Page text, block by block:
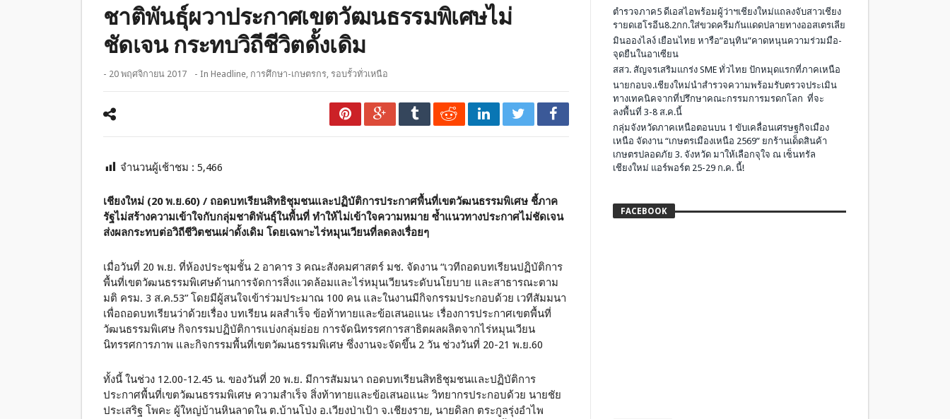
ชาติพันธุ์ผวาประกาศเขตวัฒนธรรมพิเศษไม่
ชัดเจน กระทบวิถีชีวิตดั้งเดิม
- 20 พฤศจิกายน 2017 - In Headline, การศึกษา-เกษตรกร, รอบรั้วทั่วเหนือ
จำนวนผู้เช้าชม : 5,466
เชียงใหม่ (20 พ.ย.60) / ถอดบทเรียนสิทธิชุมชนและปฏิบัติการประกาศพื้นที่เขตวัฒนธรรมพิเศษ ชี้ภาค
รัฐไม่สร้างความเข้าใจกับกลุ่มชาติพันธุ์ในพื้นที่ ทำให้ไม่เข้าใจความหมาย ซ้ำแนวทางประกาศไม่ชัดเจน
ส่งผลกระทบต่อวิถีชีวิตชนเผ่าดั้งเดิม โดยเฉพาะไร่หมุนเวียนที่ลดลงเรื่อยๆ
เมื่อวันที่ 20 พ.ย. ที่ห้องประชุมชั้น 2 อาคาร 3 คณะสังคมศาสตร์ มช. จัดงาน “เวทีถอดบทเรียนปฏิบัติการ
พื้นที่เขตวัฒนธรรมพิเศษด้านการจัดการสิ่งแวดล้อมและไร่หมุนเวียนระดับนโยบาย และสาธารณะตาม
มติ ครม. 3 ส.ค.53” โดยมีผู้สนใจเข้าร่วมประมาณ 100 คน และในงานมีกิจกรรมประกอบด้วย เวทีสัมมนา
เพื่อถอดบทเรียนว่าด้วยเรื่อง บทเรียน ผลสำเร็จ ข้อท้าทายและข้อเสนอแนะ เรื่องการประกาศเขตพื้นที่
วัฒนธรรมพิเศษ กิจกรรมปฏิบัติการแบ่งกลุ่มย่อย การจัดนิทรรศการสาธิตผลผลิตจากไร่หมุนเวียน
นิทรรศการภาพ และกิจกรรมพื้นที่เขตวัฒนธรรมพิเศษ ซึ่งงานจะจัดขึ้น 2 วัน ช่วงวันที่ 20-21 พ.ย.60
ทั้งนี้ ในช่วง 12.00-12.45 น. ของวันที่ 20 พ.ย. มีการสัมมนา ถอดบทเรียนสิทธิชุมชนและปฏิบัติการ
ประกาศพื้นที่เขตวัฒนธรรมพิเศษ ความสำเร็จ สิ่งท้าทายและข้อเสนอแนะ วิทยากรประกอบด้วย นายชัย
ประเสริฐ โพคะ ผู้ใหญ่บ้านหินลาดใน ต.บ้านโป่ง อ.เวียงป่าเป้า จ.เชียงราย, นายดิลก ตระกูลรุ่งอำไพ
ตำรวจภาค5 ดีเอสไอพร้อมผู้ว่าฯเชียงใหม่แถลงจับสาวเชียง
รายดเฮโรอีน8.2กก.ใส่ขวดครีมกันแดดปลายทางออสเตรเลีย
มินอองไลง์ เยือนไทย หารือ”อนุทิน”คาดหนุนความร่วมมือ-
จุดยืนในอาเซียน
สสว. สัญจรเสริมแกร่ง SME ทั่วไทย ปักหมุดแรกที่ภาคเหนือ
นายกอบจ.เชียงใหม่นำสำรวจความพร้อมรับตรวจประเมิน
ทางเทคนิคจากที่ปรึกษาคณะกรรมการมรดกโลก ที่จะ
ลงพื้นที่ 3-8 ส.ค.นี้
กลุ่มจังหวัดภาคเหนือตอนบน 1 ขับเคลื่อนเศรษฐกิจเมือง
เหนือ จัดงาน “เกษตรเมืองเหนือ 2569” ยกร้านเด็ดสินค้า
เกษตรปลอดภัย 3. จังหวัด มาให้เลือกจุใจ ณ เซ็นทรัล
เชียงใหม่ แอร์พอร์ต 25-29 ก.ค. นี้!
FACEBOOK